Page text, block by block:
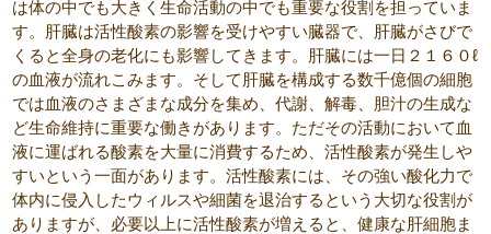
は体の中でも大きく生命活動の中でも重要な役割を担っていま
す。肝臓は活性酸素の影響を受けやすい臓器で、肝臓がさびで
くると全身の老化にも影響してきます。肝臓には一日２１６０ℓ
の血液が流れこみます。そして肝臓を構成する数千億個の細胞
では血液のさまざまな成分を集め、代謝、解毒、胆汁の生成な
ど生命維持に重要な働きがあります。ただその活動において血
液に運ばれる酸素を大量に消費するため、活性酸素が発生しや
すいという一面があります。活性酸素には、その強い酸化力で
体内に侵入したウィルスや細菌を退治するという大切な役割が
ありますが、必要以上に活性酸素が増えると、健康な肝細胞ま